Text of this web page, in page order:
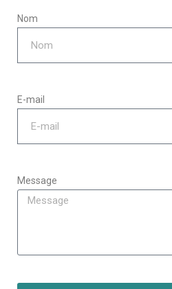
Nom
E-mail
Message